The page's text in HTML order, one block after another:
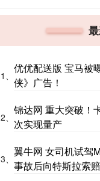
1、
优优配送版 宝马被
侠》广告！
2、
锦达网 重大突破！
次实现量产
3、
翼牛网 女司机试驾
事故后向特斯拉索